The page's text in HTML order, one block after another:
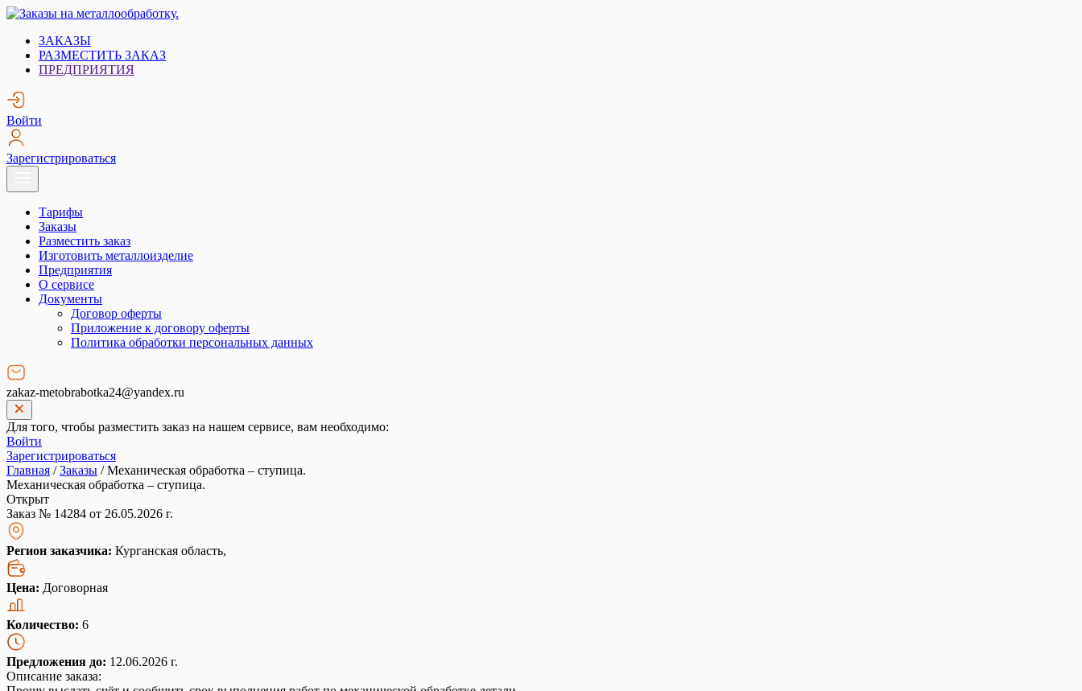
Skip
content
Заказы на металлообработку.
Металлообработка. Открытые заказы на металлообработку.
ЗАКАЗЫ
РАЗМЕСТИТЬ ЗАКАЗ
ПРЕДПРИЯТИЯ
Войти
Зарегистрироваться
Тарифы
Заказы
Разместить заказ
Изготовить металлоизделие
Предприятия
О сервисе
Документы
Договор оферты
Приложение к договору оферты
Политика обработки персональных данных
zakaz-metobrabotka24@yandex.ru
Для того, чтобы разместить заказ на нашем сервисе, вам необходимо:
Войти
Зарегистрироваться
Главная /Заказы /Механическая обработка – ступица.
Механическая обработка – ступица.
Открыт
Заказ № 14284 от 26.05.2026 г.
Регион заказчика: Курганская область,
Цена: Договорная
Количество: 6
Предложения до: 12.06.2026 г.
Описание заказа: